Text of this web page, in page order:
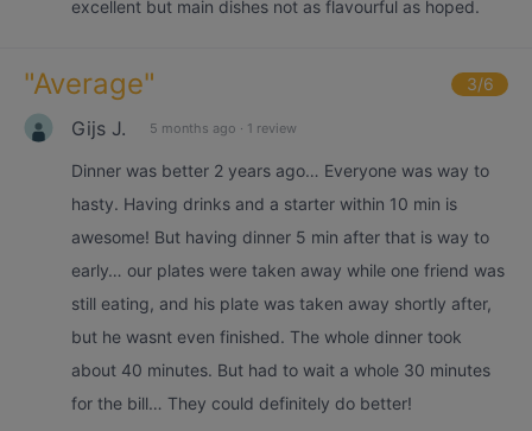
excellent but main dishes not as flavourful as hoped.
"Average" 3/6
Gijs J. 5 months ago · 1 review
Dinner was better 2 years ago… Everyone was way to
hasty. Having drinks and a starter within 10 min is
awesome! But having dinner 5 min after that is way to
early… our plates were taken away while one friend was
still eating, and his plate was taken away shortly after,
but he wasnt even finished. The whole dinner took
about 40 minutes. But had to wait a whole 30 minutes
for the bill… They could definitely do better!